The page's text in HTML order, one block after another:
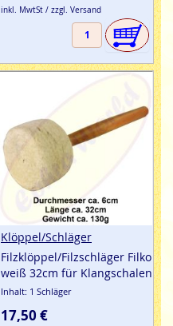
inkl. MwtSt / zzgl. Versand
Klöppel/Schläger
Filzklöppel/Filzschläger Filko
weiß 32cm für Klangschalen
Inhalt: 1 Schläger
17,50 €